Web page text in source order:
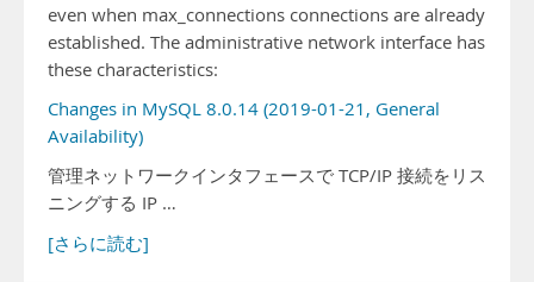
even when max_connections connections are already
established. The administrative network interface has
these characteristics:
Changes in MySQL 8.0.14 (2019-01-21, General
Availability)
管理ネットワークインタフェースで TCP/IP 接続をリス
ニングする IP …
[さらに読む]